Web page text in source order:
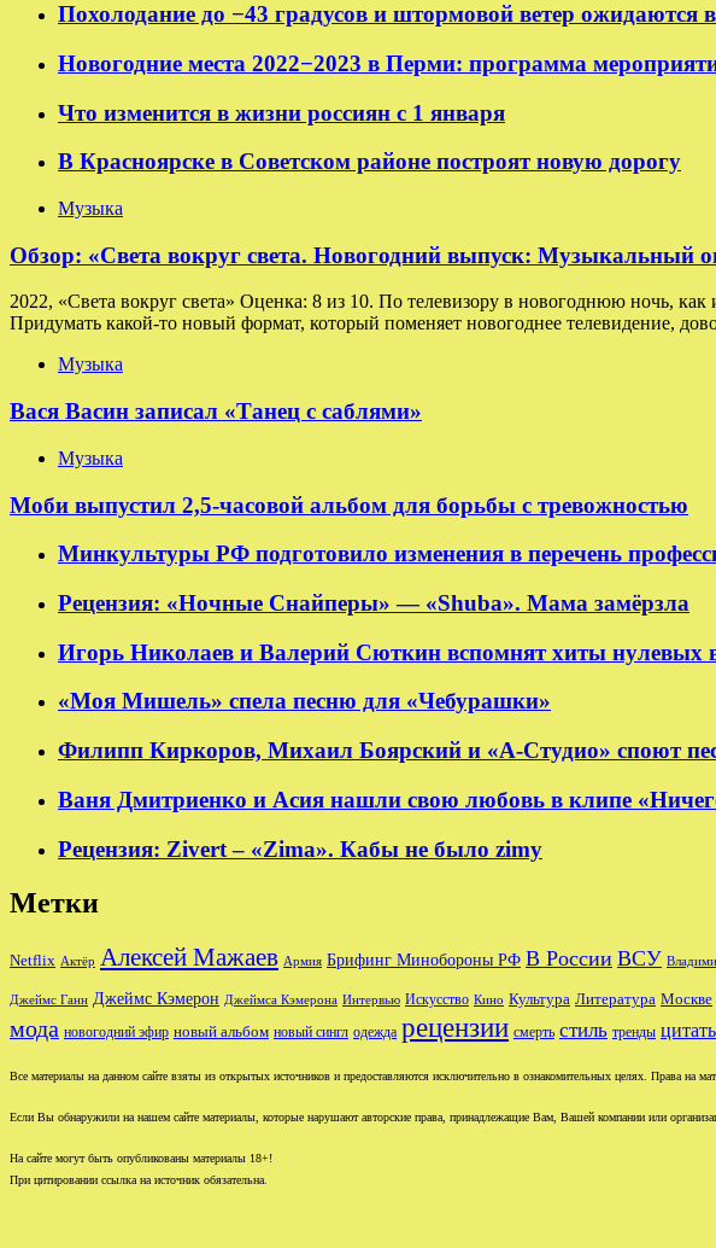
Похолодание до −43 градусов и штормовой ветер ожидаются
Новогодние места 2022−2023 в Перми: программа
Что изменится в жизни россиян с 1 января
В Красноярске в Советском районе построят новую дорогу
Музыка
Обзор: «Света вокруг света. Новогодний выпуск: Музыкальный
2022, «Света вокруг света» Оценка: 8 из 10. По телевизору в новогоднюю ночь, как
Придумать какой-то новый формат, который поменяет новогоднее телевидение,
Музыка
Вася Васин записал «Танец с саблями»
Музыка
Моби выпустил 2,5-часовой альбом для борьбы с тревожностью
Минкультуры РФ подготовило изменения в перечень
Рецензия: «Ночные Снайперы» — «Shuba». Мама замёрзла
Игорь Николаев и Валерий Сюткин вспомнят хиты нулевых
«Моя Мишель» спела песню для «Чебурашки»
Филипп Киркоров, Михаил Боярский и «А-Студио» споют
Ваня Дмитриенко и Асия нашли свою любовь в клипе
Рецензия: Zivert – «Zima». Кабы не было zimy
Метки
Netflix Актёр Алексей Мажаев Армия Брифинг Минобороны РФ В России ВСУ
Джеймс Ганн Джеймс Кэмерон Джеймса Кэмерона Интервью Искусство Кино Культура Литература Москве
мода новогодний эфир новый альбом новый сингл одежда рецензии смерть стиль тренды
Все материалы на данном сайте взяты из открытых источников и предоставляются исключительно в ознакомительных целях. Права на
Если Вы обнаружили на нашем сайте материалы, которые нарушают авторские права, принадлежащие Вам, Вашей компании или
На сайте могут быть опубликованы материалы 18+!
При цитировании ссылка на источник обязательна.